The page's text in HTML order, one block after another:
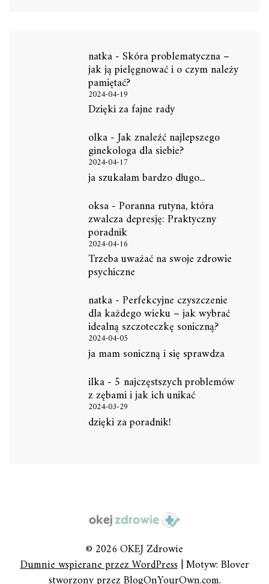
natka-Skóra problematyczna –
jak ją pielęgnować i o czym należy
pamiętać?
2024-04-19
Dzięki za fajne rady
olka-Jak znaleźć najlepszego
ginekologa dla siebie?
2024-04-17
ja szukałam bardzo długo...
oksa-Poranna rutyna, która
zwalcza depresję: Praktyczny
poradnik
2024-04-16
Trzeba uważać na swoje zdrowie
psychiczne
natka-Perfekcyjne czyszczenie
dla każdego wieku – jak wybrać
idealną szczoteczkę soniczną?
2024-04-05
ja mam soniczną i się sprawdza
ilka- 5 najczęstszych problemów
z zębami i jak ich unikać
2024-03-29
dzięki za poradnik!
© 2026 OKEJ Zdrowie
Dumnie wspierane przez WordPress|Motyw: Blover